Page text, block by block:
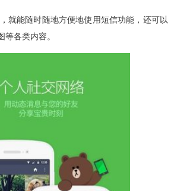
就能随时随地方便地使用短信功能，还可以
各类内容。